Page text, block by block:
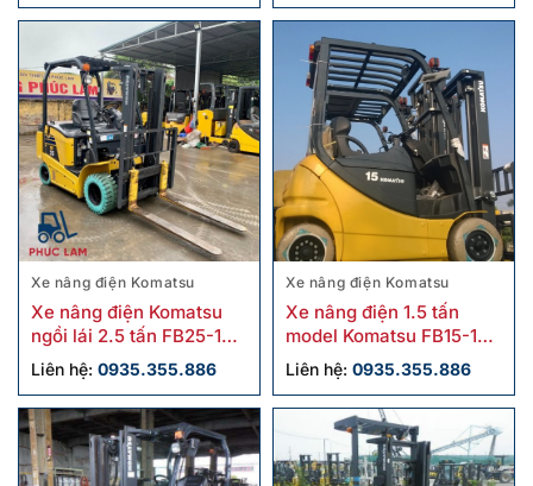
Xe nâng điện Komatsu
Xe nâng điện Komatsu
ngồi lái 2.5 tấn FB25-12
cũ
Liên hệ: 0935.355.886
Xe nâng điện Komatsu
Xe nâng điện 1.5 tấn
model Komatsu FB15-12
cũ
Liên hệ: 0935.355.886